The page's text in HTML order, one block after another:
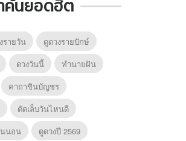
ค้นยอดฮิต
รายวัน
ดูดวงรายปักษ์
ดวงวันนี้
ทํานายฝัน
คาถาชินบัญชร
ตัดเล็บวันไหนดี
นอน
ดูดวงปี 2569